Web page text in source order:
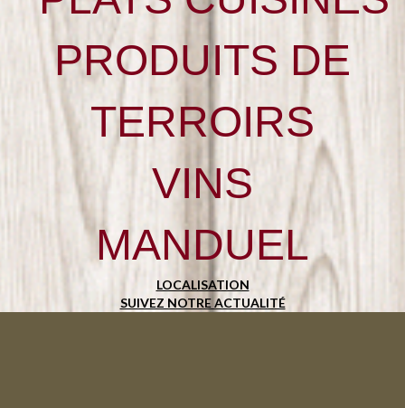
PRODUITS DE
TERROIRS
VINS
MANDUEL
LOCALISATION
SUIVEZ NOTRE ACTUALITÉ